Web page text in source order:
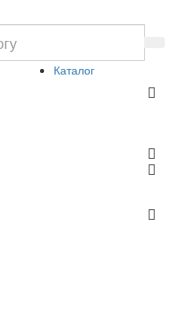
Каталог